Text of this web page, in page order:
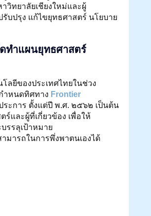
วิทยาลัยเชียงใหม่และผู้
บปรุง แก้ไขยุทธศาสตร์ นโยบาย
ทำแผนยุทธศาสตร์
ลยีของประเทศไทยในช่วง
ำหนดทิศทาง Frontier
การ ตั้งแต่ปี พ.ศ. ๒๕๖๒ เป็นต้น
และผู้ที่เกี่ยวข้อง เพื่อให้
รรลุเป้าหมาย
มารถในการพึ่งพาตนเองได้